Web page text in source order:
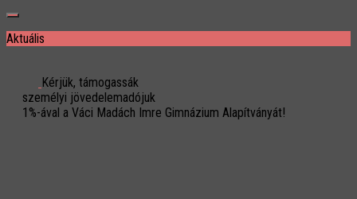
Aktuális
Kérjük, támogassák
személyi jövedelemadójuk
1%-ával a Váci Madách Imre Gimnázium Alapítványát!